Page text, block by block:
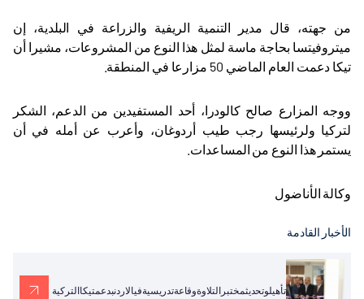
من جهته، قال مدير التنمية الريفية والزراعة في البلدية، إن
ميتروفيتسا بحاجة ماسة لمثل هذا النوع من المشروعات، مشيرا أن
تيكا دعمت العام الماضي 50 مزارعا في المنطقة
ووجه المزارع صالح كالودرا، أحد المستفيدين من الدعم، الشكر
لتركيا ولرئيسها رجب طيب أردوغان، وأعرب عن أمله في أن
يستمر هذا النوع من المساعدات
وكالة الأناضول
الأخبار القادمة
تأهيلوتحديثمختبرالتلاوةوقاعةتدريسيةفيالاردنبدعمتيكاالتركية